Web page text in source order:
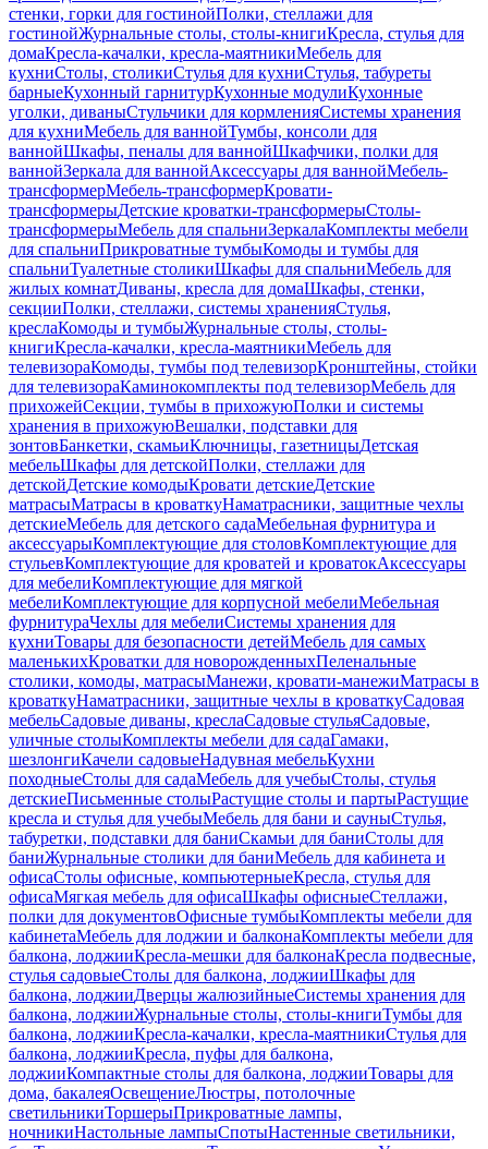
стенки, горки для гостинойПолки, стеллажи для
гостинойЖурнальные столы, столы-книгиКресла, стулья для
домаКресла-качалки, кресла-маятникиМебель для
кухниСтолы, столикиСтулья для кухниСтулья, табуреты
барныеКухонный гарнитурКухонные модулиКухонные
уголки, диваныСтульчики для кормленияСистемы хранения
для кухниМебель для ваннойТумбы, консоли для
ваннойШкафы, пеналы для ваннойШкафчики, полки для
ваннойЗеркала для ваннойАксессуары для ваннойМебель-
трансформерМебель-трансформерКровати-
трансформерыДетские кроватки-трансформерыСтолы-
трансформерыМебель для спальниЗеркалаКомплекты мебели
для спальниПрикроватные тумбыКомоды и тумбы для
спальниТуалетные столикиШкафы для спальниМебель для
жилых комнатДиваны, кресла для домаШкафы, стенки,
секцииПолки, стеллажи, системы храненияСтулья,
креслаКомоды и тумбыЖурнальные столы, столы-
книгиКресла-качалки, кресла-маятникиМебель для
телевизораКомоды, тумбы под телевизорКронштейны, стойки
для телевизораКаминокомплекты под телевизорМебель для
прихожейСекции, тумбы в прихожуюПолки и системы
хранения в прихожуюВешалки, подставки для
зонтовБанкетки, скамьиКлючницы, газетницыДетская
мебельШкафы для детскойПолки, стеллажи для
детскойДетские комодыКровати детскиеДетские
матрасыМатрасы в кроваткуНаматрасники, защитные чехлы
детскиеМебель для детского садаМебельная фурнитура и
аксессуарыКомплектующие для столовКомплектующие для
стульевКомплектующие для кроватей и кроватокАксессуары
для мебелиКомплектующие для мягкой
мебелиКомплектующие для корпусной мебелиМебельная
фурнитураЧехлы для мебелиСистемы хранения для
кухниТовары для безопасности детейМебель для самых
маленькихКроватки для новорожденныхПеленальные
столики, комоды, матрасыМанежи, кровати-манежиМатрасы в
кроваткуНаматрасники, защитные чехлы в кроваткуСадовая
мебельСадовые диваны, креслаСадовые стульяСадовые,
уличные столыКомплекты мебели для садаГамаки,
шезлонгиКачели садовыеНадувная мебельКухни
походныеСтолы для садаМебель для учебыСтолы, стулья
детскиеПисьменные столыРастущие столы и партыРастущие
кресла и стулья для учебыМебель для бани и сауныСтулья,
табуретки, подставки для баниСкамьи для баниСтолы для
баниЖурнальные столики для баниМебель для кабинета и
офисаСтолы офисные, компьютерныеКресла, стулья для
офисаМягкая мебель для офисаШкафы офисныеСтеллажи,
полки для документовОфисные тумбыКомплекты мебели для
кабинетаМебель для лоджии и балконаКомплекты мебели для
балкона, лоджииКресла-мешки для балконаКресла подвесные,
стулья садовыеСтолы для балкона, лоджииШкафы для
балкона, лоджииДверцы жалюзийныеСистемы хранения для
балкона, лоджииЖурнальные столы, столы-книгиТумбы для
балкона, лоджииКресла-качалки, кресла-маятникиСтулья для
балкона, лоджииКресла, пуфы для балкона,
лоджииКомпактные столы для балкона, лоджииТовары для
дома, бакалеяОсвещениеЛюстры, потолочные
светильникиТоршерыПрикроватные лампы,
ночникиНастольные лампыСпотыНастенные светильники,